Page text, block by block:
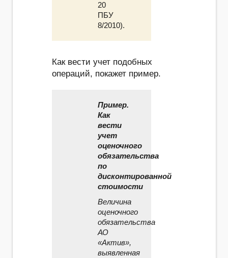
20
ПБУ
8/2010).
Как вести учет подобных
операций, покажет пример.
Пример.
Как
вести
учет
оценочного
обязательства
по
дисконтированной
стоимости
Величина
оценочного
обязательства
АО
«Актив»,
выявленная